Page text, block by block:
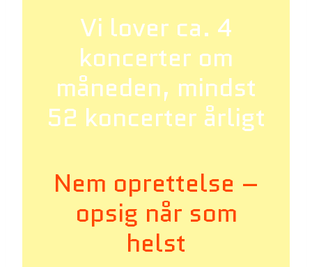
Vi lover ca. 4
koncerter om
måneden, mindst
52 koncerter årligt
Nem oprettelse –
opsig når som
helst